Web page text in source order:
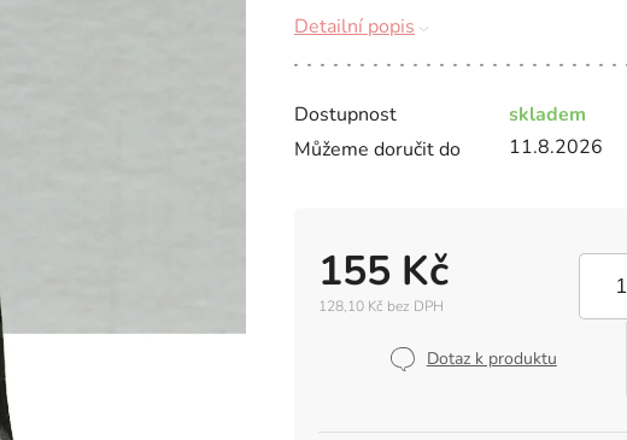
Dostupnost
skladem
Můžeme doručit do
11.8.2026
155 Kč
128,10 Kč bez DPH
Dotaz k produktu
Detailní popis